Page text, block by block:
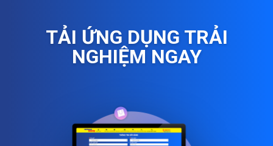
TẢI ỨNG DỤNG TRẢI
NGHIỆM NGAY